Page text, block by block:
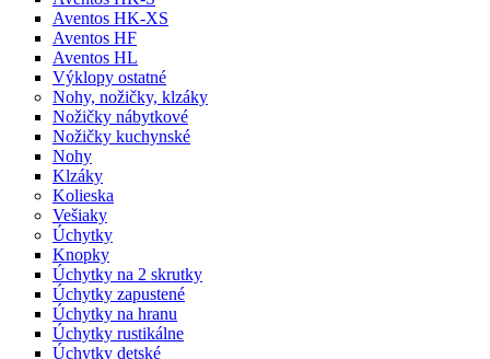
Aventos HK-XS
Aventos HF
Aventos HL
Výklopy ostatné
Nohy, nožičky, klzáky
Nožičky nábytkové
Nožičky kuchynské
Nohy
Klzáky
Kolieska
Vešiaky
Úchytky
Knopky
Úchytky na 2 skrutky
Úchytky zapustené
Úchytky na hranu
Úchytky rustikálne
Úchytky detské